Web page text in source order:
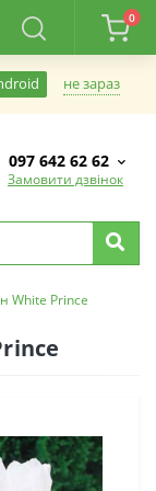
0
не зараз
097 642 62 62
Замовити дзвінок
White Prince